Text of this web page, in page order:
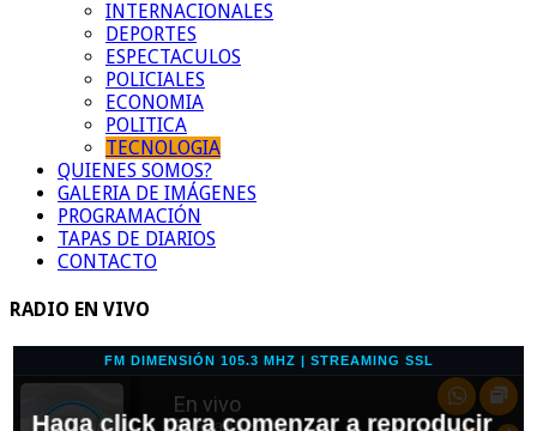
INTERNACIONALES
DEPORTES
ESPECTACULOS
POLICIALES
ECONOMIA
POLITICA
TECNOLOGIA
QUIENES SOMOS?
GALERIA DE IMÁGENES
PROGRAMACIÓN
TAPAS DE DIARIOS
CONTACTO
RADIO EN VIVO